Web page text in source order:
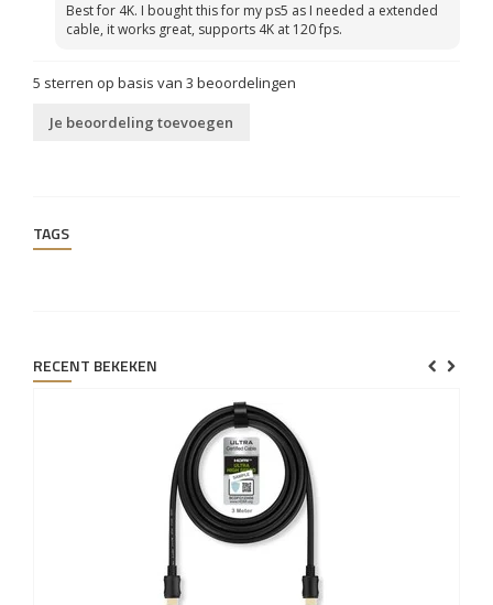
Best for 4K. I bought this for my ps5 as I needed a extended
cable, it works great, supports 4K at 120 fps.
5 sterren op basis van 3 beoordelingen
Je beoordeling toevoegen
TAGS
RECENT BEKEKEN